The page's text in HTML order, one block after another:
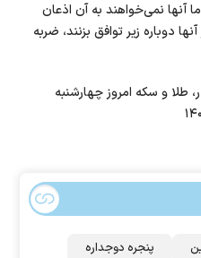
آنها نمی‌خواهند به آن اذعان
دوباره زیر توافق بزنند، ضربه
طلا و سکه امروز چهارشنبه
پنجره دوجداره